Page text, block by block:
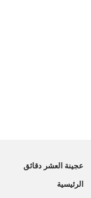
عجينة العشر دقائق
الرئيسية